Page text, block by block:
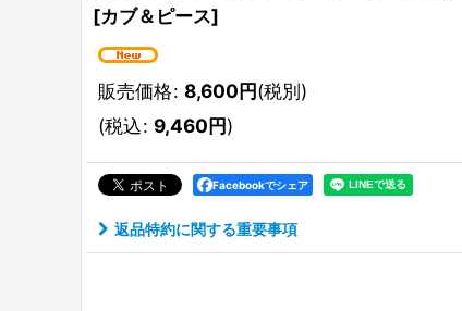
[カブ＆ピース]
販売価格: 8,600円(税別)
(税込: 9,460円)
Facebookでシェア
返品特約に関する重要事項